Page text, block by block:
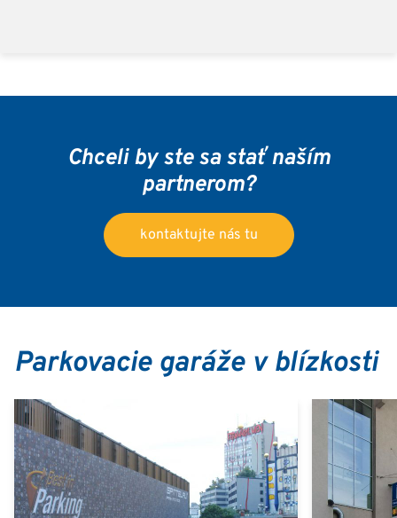
Chceli by ste sa stať naším
partnerom?
kontaktujte nás tu
Parkovacie garáže v blízkosti